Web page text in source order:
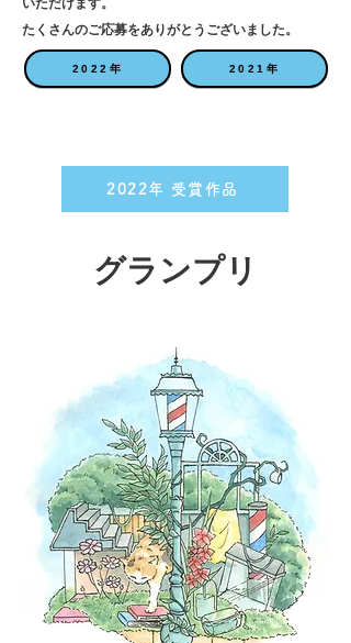
いただけます。
たくさんのご応募をありがとうございました。
2022年 2021年
2022年 受賞作品
​グランプリ